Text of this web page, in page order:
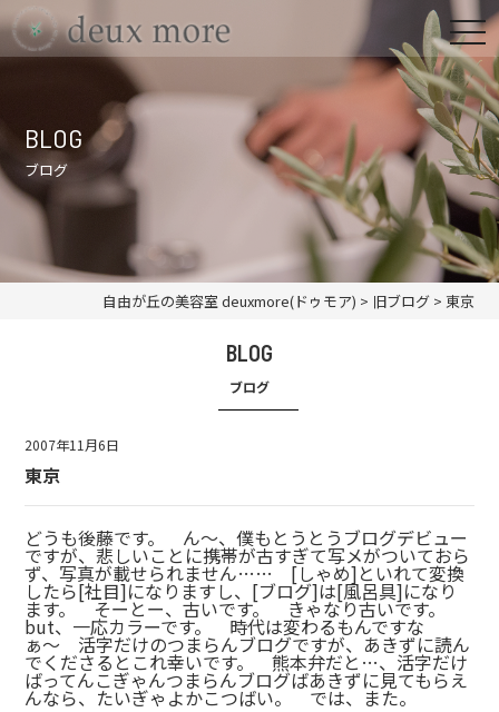
BLOG
ブログ
自由が丘の美容室 deuxmore(ドゥモア) > 旧ブログ> 東京
BLOG
ブログ
2007年11月6日
東京
どうも後藤です。 ん〜、僕もとうとうブログデビュー
ですが、悲しいことに携帯が古すぎて写メがついておら
ず、写真が載せられません…… [しゃめ]といれて変換
したら[社目]になりますし、[ブログ]は[風呂具]になり
ます。 そーとー、古いです。 きゃなり古いです。
but、一応カラーです。 時代は変わるもんですな
ぁ〜 活字だけのつまらんブログですが、あきずに読ん
でくださるとこれ幸いです。 熊本弁だと…、活字だけ
ばってんこぎゃんつまらんブログばあきずに見てもらえ
んなら、たいぎゃよかこつばい。 では、また。